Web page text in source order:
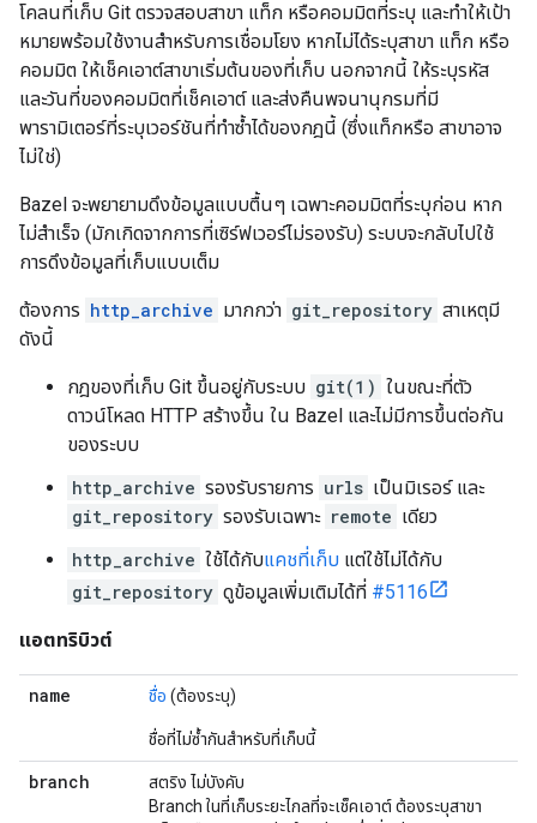
โคลนที่เก็บ Git ตรวจสอบสาขา แท็ก หรือคอมมิตที่ระบุ และทำให้เป้า
หมายพร้อมใช้งานสำหรับการเชื่อมโยง หากไม่ได้ระบุสาขา แท็ก หรือ
คอมมิต ให้เช็คเอาต์สาขาเริ่มต้นของที่เก็บ นอกจากนี้ ให้ระบุรหัส
และวันที่ของคอมมิตที่เช็คเอาต์ และส่งคืนพจนานุกรมที่มี
พารามิเตอร์ที่ระบุเวอร์ชันที่ทำซ้ำได้ของกฎนี้ (ซึ่งแท็กหรือ สาขาอาจ
ไม่ใช่)
Bazel จะพยายามดึงข้อมูลแบบตื้นๆ เฉพาะคอมมิตที่ระบุก่อน หาก
ไม่สำเร็จ (มักเกิดจากการที่เซิร์ฟเวอร์ไม่รองรับ) ระบบจะกลับไปใช้
การดึงข้อมูลที่เก็บแบบเต็ม
ต้องการ http_archive มากกว่า git_repository สาเหตุมี
ดังนี้
กฎของที่เก็บ Git ขึ้นอยู่กับระบบ git(1) ในขณะที่ตัว
ดาวน์โหลด HTTP สร้างขึ้น ใน Bazel และไม่มีการขึ้นต่อกัน
ของระบบ
http_archive รองรับรายการ urls เป็นมิเรอร์ และ
git_repository รองรับเฉพาะ remote เดียว
http_archive ใช้ได้กับแคชที่เก็บ แต่ใช้ไม่ได้กับ
git_repository ดูข้อมูลเพิ่มเติมได้ที่ #5116
แอตทริบิวต์
name ชื่อ (ต้องระบุ)
ชื่อที่ไม่ซ้ำกันสำหรับที่เก็บนี้
branch
สตริง ไม่บังคับ
Branch ในที่เก็บระยะไกลที่จะเช็คเอาต์ ต้องระบุสาขา